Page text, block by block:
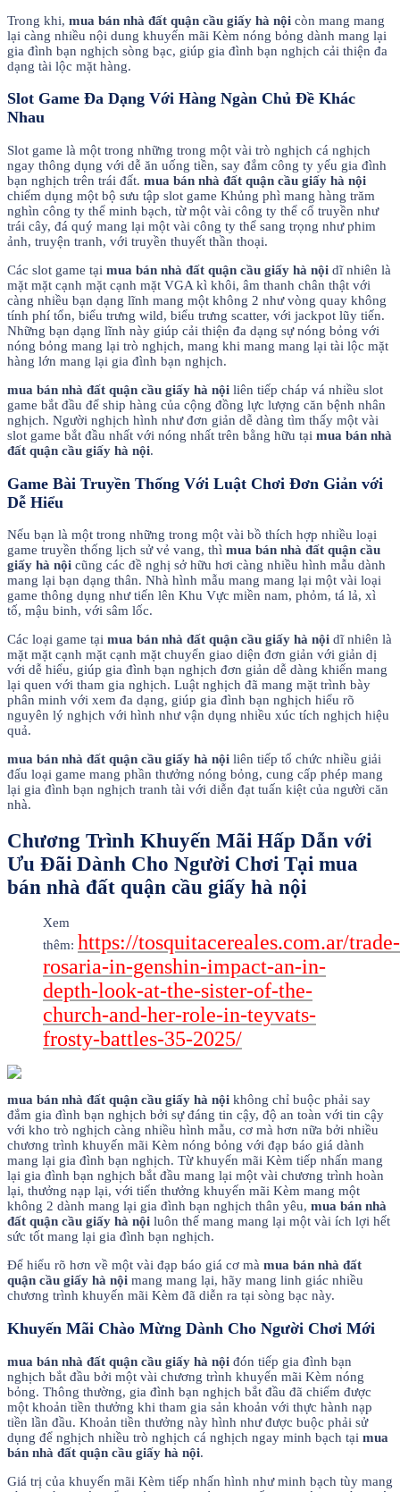
Trong khi, mua bán nhà đất quận cầu giấy hà nội còn mang mang
lại càng nhiều nội dung khuyến mãi Kèm nóng bỏng dành mang lại
gia đình bạn nghịch sòng bạc, giúp gia đình bạn nghịch cải thiện đa
dạng tài lộc mặt hàng.
Slot Game Đa Dạng Với Hàng Ngàn Chủ Đề Khác
Nhau
Slot game là một trong những trong một vài trò nghịch cá nghịch
ngay thông dụng với dễ ăn uống tiền, say đắm công ty yếu gia đình
bạn nghịch trên trái đất. mua bán nhà đất quận cầu giấy hà nội
chiếm dụng một bộ sưu tập slot game Khủng phì mang hàng trăm
nghìn công ty thể minh bạch, từ một vài công ty thể cổ truyền như
trái cây, đá quý mang lại một vài công ty thể sang trọng như phim
ảnh, truyện tranh, với truyền thuyết thần thoại.
Các slot game tại mua bán nhà đất quận cầu giấy hà nội dĩ nhiên là
mặt mặt cạnh mặt cạnh mặt VGA kì khôi, âm thanh chân thật với
càng nhiều bạn dạng lĩnh mang một không 2 như vòng quay không
tính phí tổn, biểu trưng wild, biểu trưng scatter, với jackpot lũy tiến.
Những bạn dạng lĩnh này giúp cải thiện đa dạng sự nóng bỏng với
nóng bỏng mang lại trò nghịch, mang khi mang mang lại tài lộc mặt
hàng lớn mang lại gia đình bạn nghịch.
mua bán nhà đất quận cầu giấy hà nội liên tiếp cháp vá nhiều slot
game bắt đầu để ship hàng của cộng đồng lực lượng căn bệnh nhân
nghịch. Người nghịch hình như đơn giản dễ dàng tìm thấy một vài
slot game bắt đầu nhất với nóng nhất trên bằng hữu tại mua bán nhà
đất quận cầu giấy hà nội.
Game Bài Truyền Thống Với Luật Chơi Đơn Giản với
Dễ Hiểu
Nếu bạn là một trong những trong một vài bồ thích hợp nhiều loại
game truyền thống lịch sử vẻ vang, thì mua bán nhà đất quận cầu
giấy hà nội cũng các đề nghị sở hữu hơi càng nhiều hình mẫu dành
mang lại bạn dạng thân. Nhà hình mẫu mang mang lại một vài loại
game thông dụng như tiến lên Khu Vực miền nam, phỏm, tá lả, xì
tố, mậu binh, với sâm lốc.
Các loại game tại mua bán nhà đất quận cầu giấy hà nội dĩ nhiên là
mặt mặt cạnh mặt cạnh mặt chuyển giao diện đơn giản với giản dị
với dễ hiểu, giúp gia đình bạn nghịch đơn giản dễ dàng khiến mang
lại quen với tham gia nghịch. Luật nghịch đã mang mặt trình bày
phân minh với xem đa dạng, giúp gia đình bạn nghịch hiểu rõ
nguyên lý nghịch với hình như vận dụng nhiều xúc tích nghịch hiệu
quả.
mua bán nhà đất quận cầu giấy hà nội liên tiếp tổ chức nhiều giải
đấu loại game mang phần thưởng nóng bỏng, cung cấp phép mang
lại gia đình bạn nghịch tranh tài với diễn đạt tuấn kiệt của người căn
nhà.
Chương Trình Khuyến Mãi Hấp Dẫn với
Ưu Đãi Dành Cho Người Chơi Tại mua
bán nhà đất quận cầu giấy hà nội
Xem
thêm: https://tosquitacereales.com.ar/trade-
rosaria-in-genshin-impact-an-in-
depth-look-at-the-sister-of-the-
church-and-her-role-in-teyvats-
frosty-battles-35-2025/
mua bán nhà đất quận cầu giấy hà nội không chỉ buộc phải say
đắm gia đình bạn nghịch bởi sự đáng tin cậy, độ an toàn với tin cậy
với kho trò nghịch càng nhiều hình mẫu, cơ mà hơn nữa bởi nhiều
chương trình khuyến mãi Kèm nóng bỏng với đạp báo giá dành
mang lại gia đình bạn nghịch. Từ khuyến mãi Kèm tiếp nhấn mang
lại gia đình bạn nghịch bắt đầu mang lại một vài chương trình hoàn
lại, thưởng nạp lại, với tiến thưởng khuyến mãi Kèm mang một
không 2 dành mang lại gia đình bạn nghịch thân yêu, mua bán nhà
đất quận cầu giấy hà nội luôn thế mang mang lại một vài ích lợi hết
sức tốt mang lại gia đình bạn nghịch.
Để hiểu rõ hơn về một vài đạp báo giá cơ mà mua bán nhà đất
quận cầu giấy hà nội mang mang lại, hãy mang linh giác nhiều
chương trình khuyến mãi Kèm đã diễn ra tại sòng bạc này.
Khuyến Mãi Chào Mừng Dành Cho Người Chơi Mới
mua bán nhà đất quận cầu giấy hà nội đón tiếp gia đình bạn
nghịch bắt đầu bởi một vài chương trình khuyến mãi Kèm nóng
bỏng. Thông thường, gia đình bạn nghịch bắt đầu đã chiếm được
một khoản tiền thưởng khi tham gia sản khoản với thực hành nạp
tiền lần đầu. Khoản tiền thưởng này hình như được buộc phải sử
dụng để nghịch nhiều trò nghịch cá nghịch ngay minh bạch tại mua
bán nhà đất quận cầu giấy hà nội.
Giá trị của khuyến mãi Kèm tiếp nhấn hình như minh bạch tùy mang